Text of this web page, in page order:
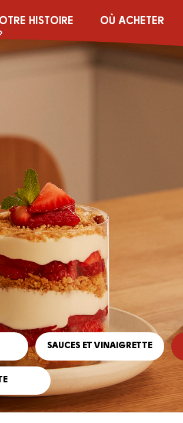
HISTOIRE OÙ ACHETER
SAUCES ET VINAIGRETTE